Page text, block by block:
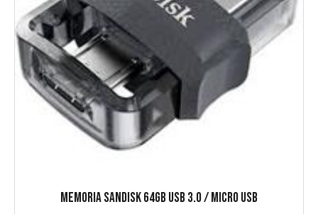
MEMORIA SANDISK 64GB USB 3.0 / MICRO USB